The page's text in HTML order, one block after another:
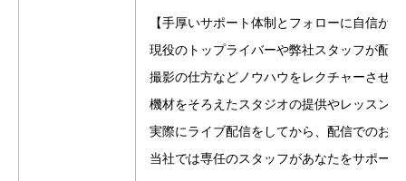
【手厚いサポート体制とフォローに自信が
現役のトップライバーや弊社スタッフが配
撮影の仕方などノウハウをレクチャーさせ
機材をそろえたスタジオの提供やレッスン
実際にライブ配信をしてから、配信でのお
当社では専任のスタッフがあなたをサポー